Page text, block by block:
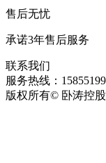
售后无忧
承诺3年售后服务
联系我们
服务热线：
版权所有© 卧涛控